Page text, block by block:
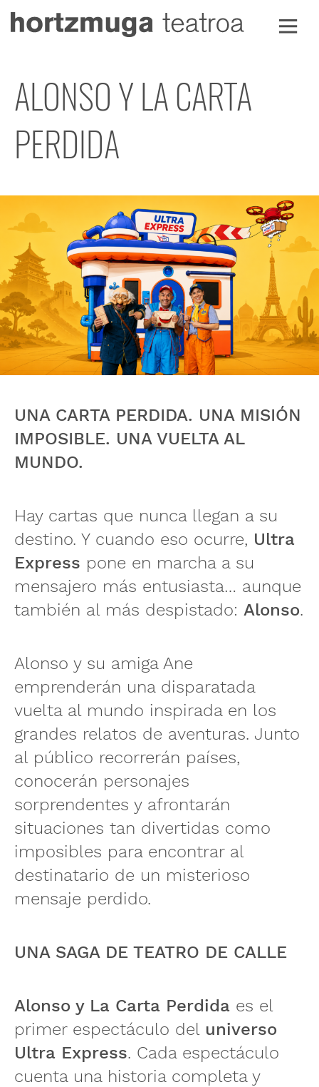
al
ALONSO Y LA CARTA
PERDIDA
UNA CARTA PERDIDA. UNA MISIÓN
IMPOSIBLE. UNA VUELTA AL
MUNDO.
Hay cartas que nunca llegan a su
destino. Y cuando eso ocurre, Ultra
Express pone en marcha a su
mensajero más entusiasta… aunque
también al más despistado: Alonso.
Alonso y su amiga Ane
emprenderán una disparatada
vuelta al mundo inspirada en los
grandes relatos de aventuras. Junto
al público recorrerán países,
conocerán personajes
sorprendentes y afrontarán
situaciones tan divertidas como
imposibles para encontrar al
destinatario de un misterioso
mensaje perdido.
UNA SAGA DE TEATRO DE CALLE
Alonso y La Carta Perdida es el
primer espectáculo del universo
Ultra Express. Cada espectáculo
cuenta una historia completa y